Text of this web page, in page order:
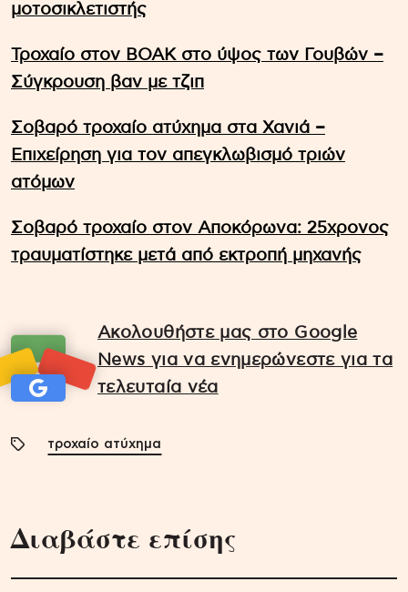
μοτοσικλετιστής
Τροχαίο στον ΒΟΑΚ στο ύψος των Γουβών –
Σύγκρουση βαν με τζιπ
Σοβαρό τροχαίο ατύχημα στα Χανιά –
Επιχείρηση για τον απεγκλωβισμό τριών
ατόμων
Σοβαρό τροχαίο στον Αποκόρωνα: 25χρονος
τραυματίστηκε μετά από εκτροπή μηχανής
Ακολουθήστε μας στο Google
News για να ενημερώνεστε για τα
τελευταία νέα
τροχαίο ατύχημα
Διαβάστε επίσης